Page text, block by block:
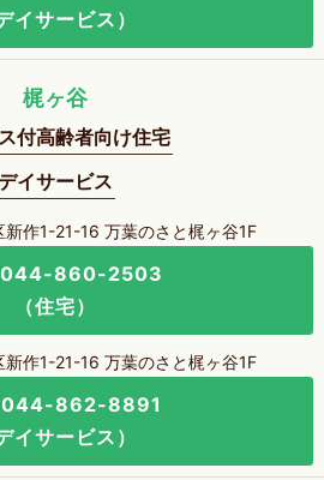
イサービス）
梶ヶ谷
付高齢者向け住宅
デイサービス
新作1-21-16 万葉のさと梶ヶ谷1F
044-860-2503
（住宅）
新作1-21-16 万葉のさと梶ヶ谷1F
044-862-8891
イサービス）